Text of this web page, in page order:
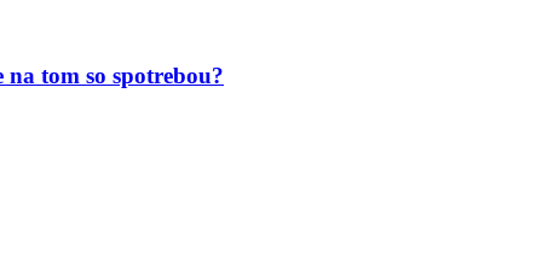
tom so spotrebou?